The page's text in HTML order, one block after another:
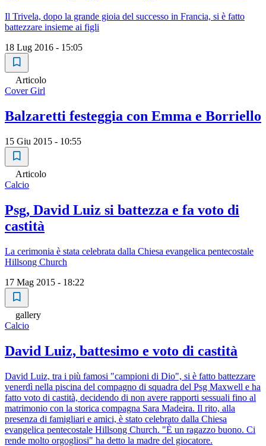
Il Trivela, dopo la grande gioia del successo in Francia, si è fatto
battezzare insieme ai figli
18 Lug 2016 - 15:05
Articolo
Cover Girl
Balzaretti festeggia con Emma e Borriello
15 Giu 2015 - 10:55
Articolo
Calcio
Psg, David Luiz si battezza e fa voto di
castità
La cerimonia è stata celebrata dalla Chiesa evangelica pentecostale
Hillsong Church
17 Mag 2015 - 18:22
gallery
Calcio
David Luiz, battesimo e voto di castità
David Luiz, tra i più famosi "campioni di Dio", si è fatto battezzare
venerdì nella piscina del compagno di squadra del Psg Maxwell e ha
fatto voto di castità, decidendo di non avere rapporti sessuali fino al
matrimonio con la storica compagna Sara Madeira. Il rito, alla
presenza di famigliari e amici, è stato celebrato dalla Chiesa
evangelica pentecostale Hillsong Church. "È un ragazzo buono. Ci
rende molto orgogliosi" ha detto la madre del giocatore.